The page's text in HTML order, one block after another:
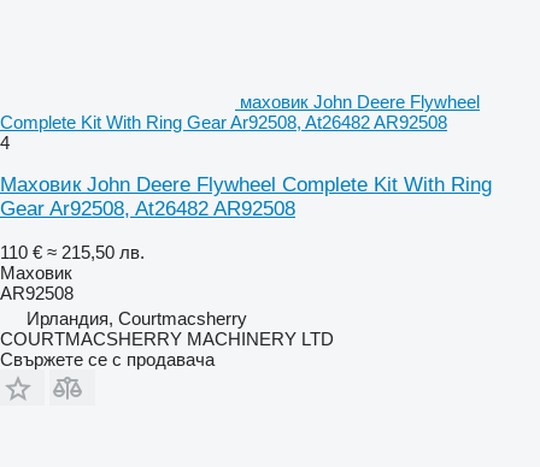
маховик John Deere Flywheel
Complete Kit With Ring Gear Ar92508, At26482 AR92508
4
Маховик John Deere Flywheel Complete Kit With Ring
Gear Ar92508, At26482 AR92508
110 € ≈ 215,50 лв.
Маховик
AR92508
Ирландия, Courtmacsherry
COURTMACSHERRY MACHINERY LTD
Свържете се с продавача